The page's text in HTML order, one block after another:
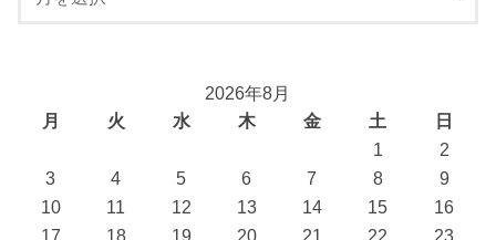
2026年8月
月
火 水 木 金 土
日
1
2
3
4 5 6 7 8
9
10
11 12 13 14 15
16
17
18 19 20 21 22 23